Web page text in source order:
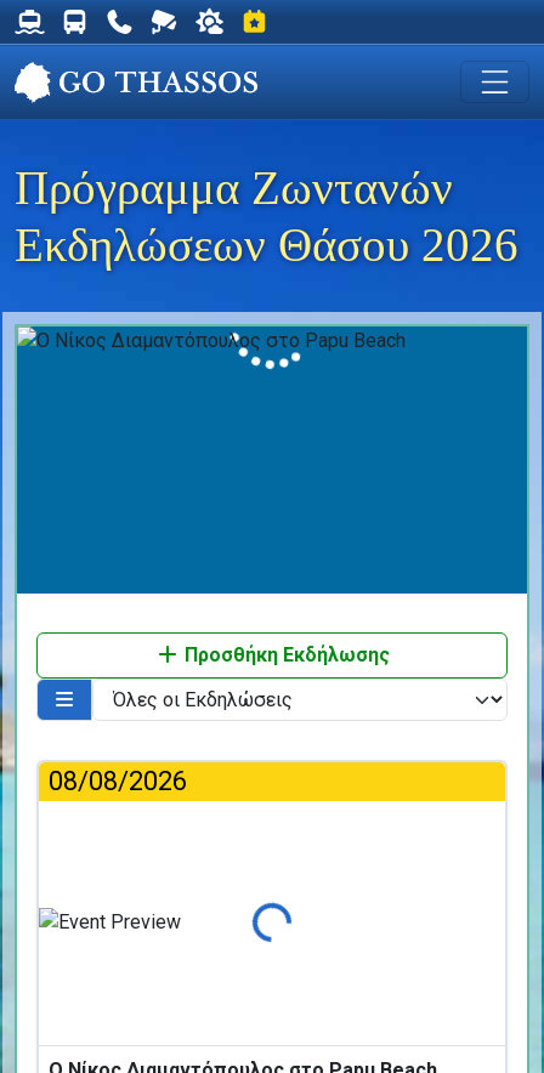
Δρομολόγια Φέρυ για Θάσο
Δρομολόγια Λεωφορείων Θάσου
Χρήσιμα Τηλέφωνα
Ζωντανή Κάμερα στη Χρυσή Ακτή
Ο καιρός στη Θάσο
Εκδηλώσεις στη Θάσο
Πρόγραμμα Ζωντανών
Εκδηλώσεων Θάσου 2026
Προσθήκη Εκδήλωσης
08/08/2026
Φόρτωση...